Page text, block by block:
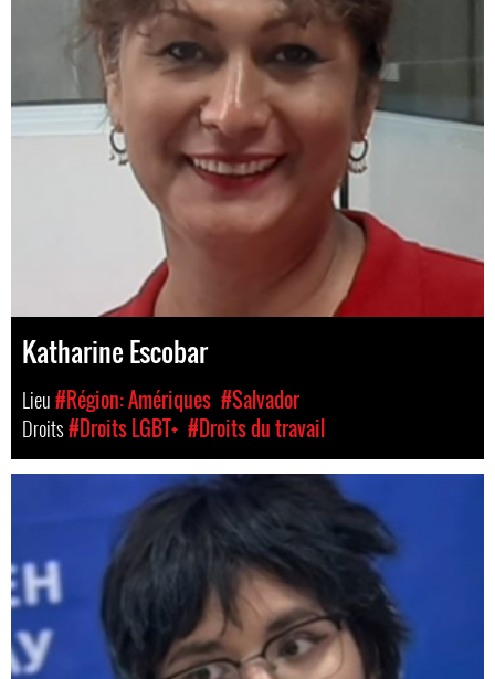
Katharine Escobar
Lieu#Région: Amériques #Salvador
Droits#Droits LGBT+ #Droits du travail